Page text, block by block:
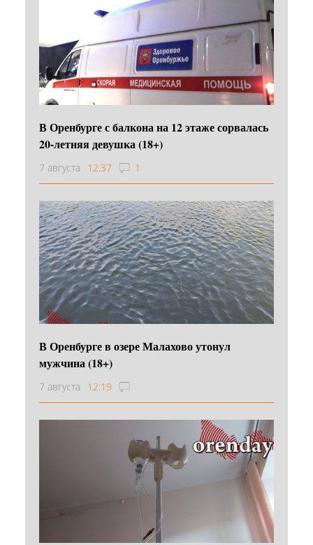
В Оренбурге с балкона на 12 этаже сорвалась
20-летняя девушка (18+)
7 августа 12:37 1
В Оренбурге в озере Малахово утонул
мужчина (18+)
7 августа 12:19